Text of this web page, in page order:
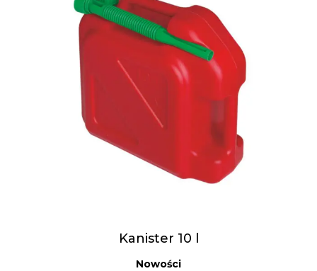
Kanister 10 l
Nowości